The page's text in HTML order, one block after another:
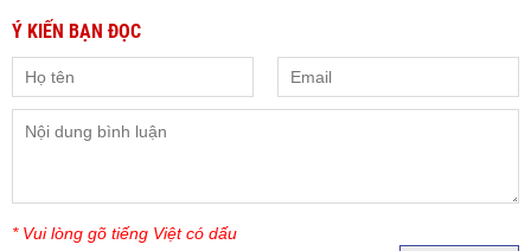
Ý KIẾN BẠN ĐỌC
* Vui lòng gõ tiếng Việt có dấu